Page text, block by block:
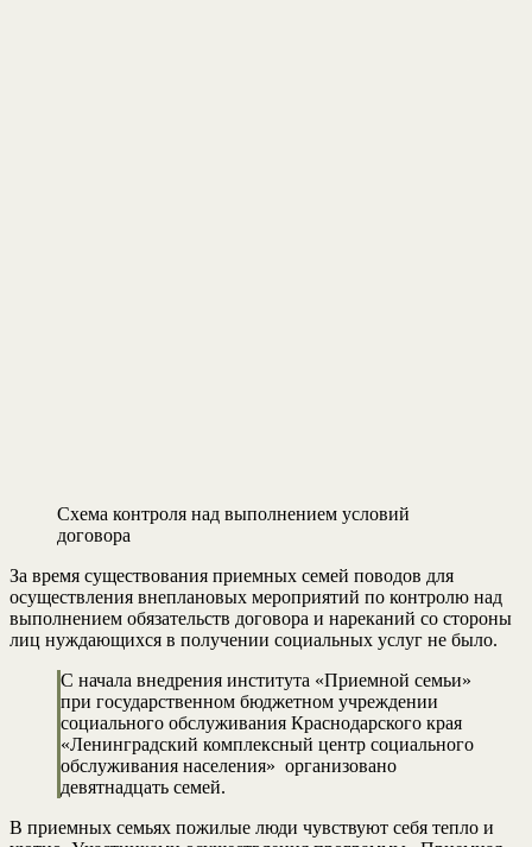
Схема контроля над выполнением условий
договора
За время существования приемных семей поводов для
осуществления внеплановых мероприятий по контролю над
выполнением обязательств договора и нареканий со стороны
лиц нуждающихся в получении социальных услуг не было.
С начала внедрения института «Приемной семьи»
при государственном бюджетном учреждении
социального обслуживания Краснодарского края
«Ленинградский комплексный центр социального
обслуживания населения» организовано
девятнадцать семей.
В приемных семьях пожилые люди чувствуют себя тепло и